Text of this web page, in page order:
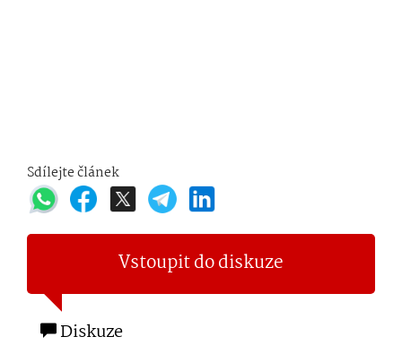
Sdílejte článek
Vstoupit do diskuze
Diskuze